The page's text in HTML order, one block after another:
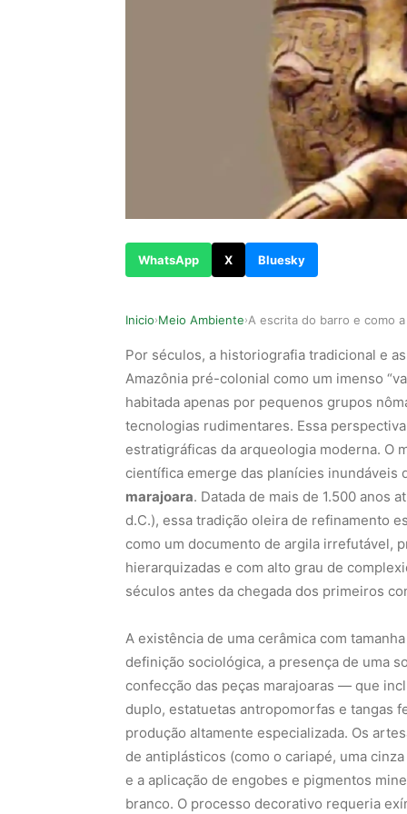
WhatsApp X Bluesky
Inicio›Meio Ambiente›
Por séculos, a historiografia tradicional e
Amazônia pré-colonial como um imenso
habitada apenas por pequenos grupos
tecnologias rudimentares. Essa
estratigráficas da arqueologia moderna. O
científica emerge das planícies inundáveis
marajoara. Datada de mais de 1.500 anos
d.C.), essa tradição oleira de refinamento
como um documento de argila irrefutável,
hierarquizadas e com alto grau de
séculos antes da chegada dos primeiros
A existência de uma cerâmica com
definição sociológica, a presença de uma
confecção das peças marajoaras — que
duplo, estatuetas antropomorfas e tangas
produção altamente especializada. Os
de antiplásticos (como o cariapé, uma
e a aplicação de engobes e pigmentos
branco. O processo decorativo requeria